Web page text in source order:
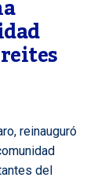
reinauguró
del